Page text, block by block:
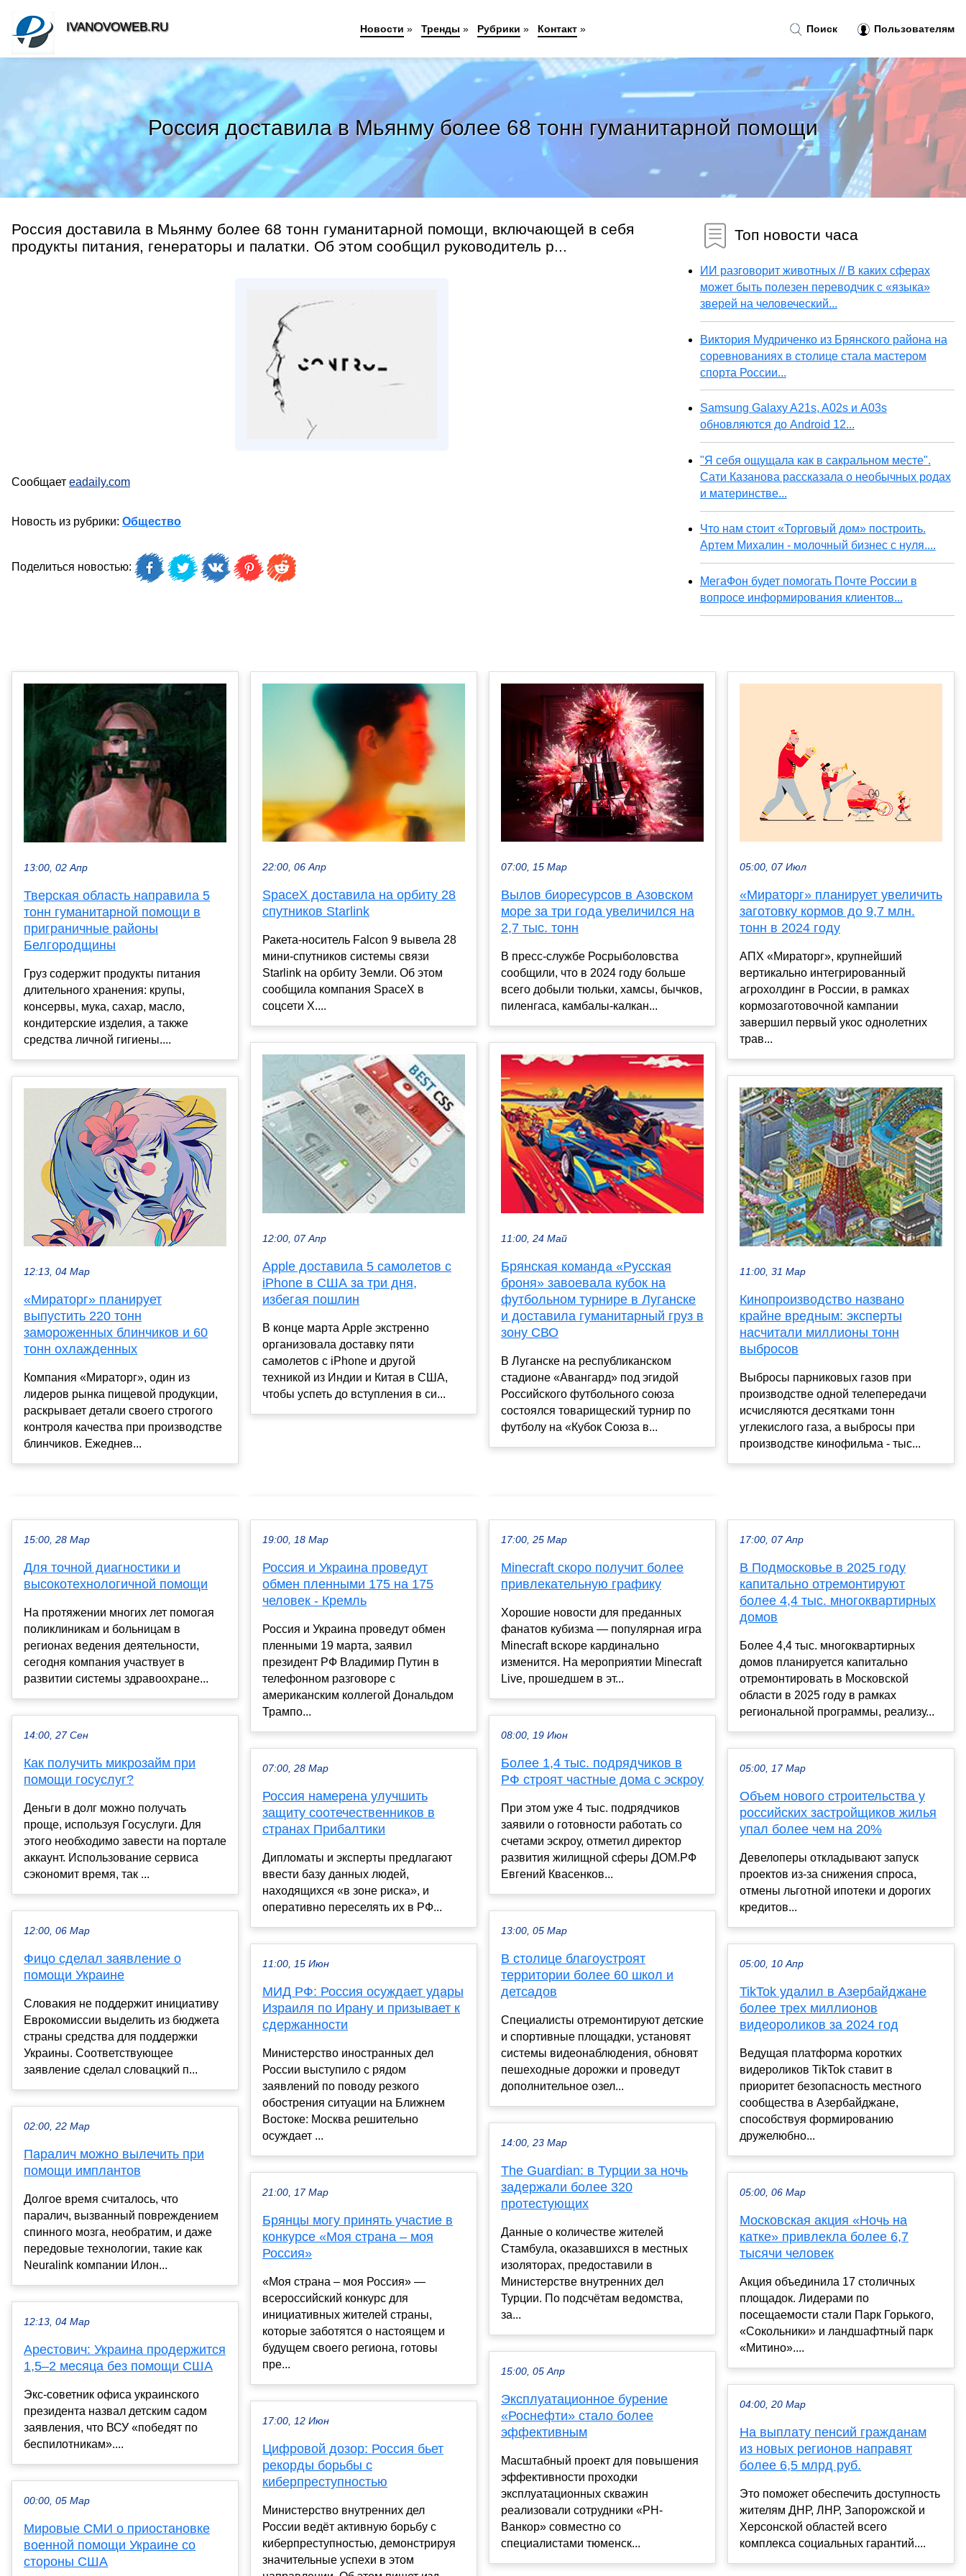
Россия доставила в Мьянму более 68 тонн гуманитарной помощи
Россия доставила в Мьянму более 68 тонн гуманитарной помощи, включающей в себя
продукты питания, генераторы и палатки. Об этом сообщил руководитель р...
Сообщает eadaily.com
Новость из рубрики: Общество
Поделиться новостью:
Топ новости часа
ИИ разговорит животных // В каких сферах
может быть полезен переводчик с «языка»
зверей на человеческий...
Виктория Мудриченко из Брянского района на
соревнованиях в столице стала мастером
спорта России...
Samsung Galaxy A21s, A02s и A03s
обновляются до Android 12...
"Я себя ощущала как в сакральном месте".
Сати Казанова рассказала о необычных родах
и материнстве...
Что нам стоит «Торговый дом» построить.
Артем Михалин - молочный бизнес с нуля....
МегаФон будет помогать Почте России в
вопросе информирования клиентов...
13:00, 02 Апр
Тверская область направила 5
тонн гуманитарной помощи в
приграничные районы
Белгородщины
Груз содержит продукты питания
длительного хранения: крупы,
консервы, мука, сахар, масло,
кондитерские изделия, а также
средства личной гигиены....
12:13, 04 Мар
«Мираторг» планирует
выпустить 220 тонн
замороженных блинчиков и 60
тонн охлажденных
Компания «Мираторг», один из
лидеров рынка пищевой продукции,
раскрывает детали своего строгого
контроля качества при производстве
блинчиков. Ежеднев...
22:00, 06 Апр
SpaceX доставила на орбиту 28
спутников Starlink
Ракета-носитель Falcon 9 вывела 28
мини-спутников системы связи
Starlink на орбиту Земли. Об этом
сообщила компания SpaceX в
соцсети X....
12:00, 07 Апр
Apple доставила 5 самолетов с
iPhone в США за три дня,
избегая пошлин
В конце марта Apple экстренно
организовала доставку пяти
самолетов с iPhone и другой
техникой из Индии и Китая в США,
чтобы успеть до вступления в си...
07:00, 15 Мар
Вылов биоресурсов в Азовском
море за три года увеличился на
2,7 тыс. тонн
В пресс-службе Росрыболовства
сообщили, что в 2024 году больше
всего добыли тюльки, хамсы, бычков,
пиленгаса, камбалы-калкан...
11:00, 24 Май
Брянская команда «Русская
броня» завоевала кубок на
футбольном турнире в Луганске
и доставила гуманитарный груз в
зону СВО
В Луганске на республиканском
стадионе «Авангард» под эгидой
Российского футбольного союза
состоялся товарищеский турнир по
футболу на «Кубок Союза в...
05:00, 07 Июл
«Мираторг» планирует увеличить
заготовку кормов до 9,7 млн.
тонн в 2024 году
АПХ «Мираторг», крупнейший
вертикально интегрированный
агрохолдинг в России, в рамках
кормозаготовочной кампании
завершил первый укос однолетних
трав...
11:00, 31 Мар
Кинопроизводство названо
крайне вредным: эксперты
насчитали миллионы тонн
выбросов
Выбросы парниковых газов при
производстве одной телепередачи
исчисляются десятками тонн
углекислого газа, а выбросы при
производстве кинофильма - тыс...
15:00, 28 Мар
Для точной диагностики и
высокотехнологичной помощи
На протяжении многих лет помогая
поликлиникам и больницам в
регионах ведения деятельности,
сегодня компания участвует в
развитии системы здравоохране...
14:00, 27 Сен
Как получить микрозайм при
помощи госуслуг?
Деньги в долг можно получать
проще, используя Госуслуги. Для
этого необходимо завести на портале
аккаунт. Использование сервиса
сэкономит время, так ...
12:00, 06 Мар
Фицо сделал заявление о
помощи Украине
Словакия не поддержит инициативу
Еврокомиссии выделить из бюджета
страны средства для поддержки
Украины. Соответствующее
заявление сделал словацкий п...
02:00, 22 Мар
Паралич можно вылечить при
помощи имплантов
Долгое время считалось, что
паралич, вызванный повреждением
спинного мозга, необратим, и даже
передовые технологии, такие как
Neuralink компании Илон...
12:13, 04 Мар
Арестович: Украина продержится
1,5–2 месяца без помощи США
Экс-советник офиса украинского
президента назвал детским садом
заявления, что ВСУ «победят по
беспилотникам»....
00:00, 05 Мар
Мировые СМИ о приостановке
военной помощи Украине со
стороны США
19:00, 18 Мар
Россия и Украина проведут
обмен пленными 175 на 175
человек - Кремль
Россия и Украина проведут обмен
пленными 19 марта, заявил
президент РФ Владимир Путин в
телефонном разговоре с
американским коллегой Дональдом
Трампо...
07:00, 28 Мар
Россия намерена улучшить
защиту соотечественников в
странах Прибалтики
Дипломаты и эксперты предлагают
ввести базу данных людей,
находящихся «в зоне риска», и
оперативно переселять их в РФ...
11:00, 15 Июн
МИД РФ: Россия осуждает удары
Израиля по Ирану и призывает к
сдержанности
Министерство иностранных дел
России выступило с рядом
заявлений по поводу резкого
обострения ситуации на Ближнем
Востоке: Москва решительно
осуждает ...
21:00, 17 Мар
Брянцы могу принять участие в
конкурсе «Моя страна – моя
Россия»
«Моя страна – моя Россия» —
всероссийский конкурс для
инициативных жителей страны,
которые заботятся о настоящем и
будущем своего региона, готовы
пре...
17:00, 12 Июн
Цифровой дозор: Россия бьет
рекорды борьбы с
киберпреступностью
Министерство внутренних дел
России ведёт активную борьбу с
киберпреступностью, демонстрируя
значительные успехи в этом
17:00, 25 Мар
Minecraft скоро получит более
привлекательную графику
Хорошие новости для преданных
фанатов кубизма — популярная игра
Minecraft вскоре кардинально
изменится. На мероприятии Minecraft
Live, прошедшем в эт...
08:00, 19 Июн
Более 1,4 тыс. подрядчиков в
РФ строят частные дома с эскроу
При этом уже 4 тыс. подрядчиков
заявили о готовности работать со
счетами эскроу, отметил директор
развития жилищной сферы ДОМ.РФ
Евгений Квасенков...
13:00, 05 Мар
В столице благоустроят
территории более 60 школ и
детсадов
Специалисты отремонтируют детские
и спортивные площадки, установят
системы видеонаблюдения, обновят
пешеходные дорожки и проведут
дополнительное озел...
14:00, 23 Мар
The Guardian: в Турции за ночь
задержали более 320
протестующих
Данные о количестве жителей
Стамбула, оказавшихся в местных
изоляторах, предоставили в
Министерстве внутренних дел
Турции. По подсчётам ведомства,
за...
15:00, 05 Апр
Эксплуатационное бурение
«Роснефти» стало более
эффективным
Масштабный проект для повышения
эффективности проходки
эксплуатационных скважин
реализовали сотрудники «РН-
Ванкор» совместно со
специалистами тюменск...
17:00, 07 Апр
В Подмосковье в 2025 году
капитально отремонтируют
более 4,4 тыс. многоквартирных
домов
Более 4,4 тыс. многоквартирных
домов планируется капитально
отремонтировать в Московской
области в 2025 году в рамках
региональной программы, реализу...
05:00, 17 Мар
Объем нового строительства у
российских застройщиков жилья
упал более чем на 20%
Девелоперы откладывают запуск
проектов из-за снижения спроса,
отмены льготной ипотеки и дорогих
кредитов...
05:00, 10 Апр
TikTok удалил в Азербайджане
более трех миллионов
видеороликов за 2024 год
Ведущая платформа коротких
видероликов TikTok ставит в
приоритет безопасность местного
сообщества в Азербайджане,
способствуя формированию
дружелюбно...
05:00, 06 Мар
Московская акция «Ночь на
катке» привлекла более 6,7
тысячи человек
Акция объединила 17 столичных
площадок. Лидерами по
посещаемости стали Парк Горького,
«Сокольники» и ландшафтный парк
«Митино»....
04:00, 20 Мар
На выплату пенсий гражданам
из новых регионов направят
более 6,5 млрд руб.
Это поможет обеспечить доступность
жителям ДНР, ЛНР, Запорожской и
Херсонской областей всего
комплекса социальных гарантий....
Поиск Пользователям
IVANOVOWEB.RU Новости » Тренды » Рубрики » Контакт »